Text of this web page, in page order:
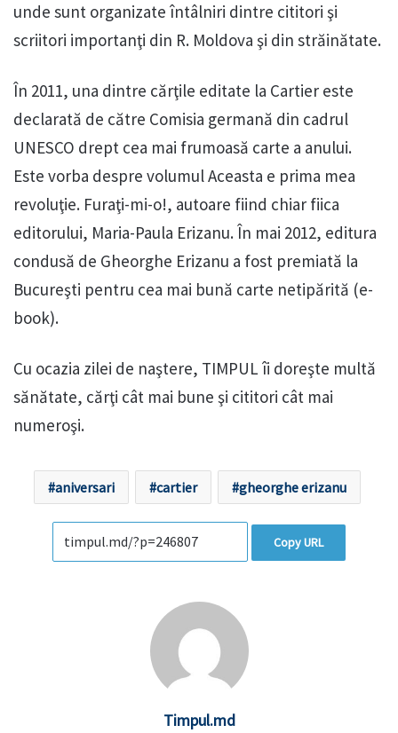
unde sunt organizate întâlniri dintre cititori şi
scriitori importanţi din R. Moldova şi din străinătate.
În 2011, una dintre cărţile editate la Cartier este
declarată de către Comisia germană din cadrul
UNESCO drept cea mai frumoasă carte a anului.
Este vorba despre volumul Aceasta e prima mea
revoluţie. Furaţi-mi-o!, autoare fiind chiar fiica
editorului, Maria-Paula Erizanu. În mai 2012, editura
condusă de Gheorghe Erizanu a fost premiată la
Bucureşti pentru cea mai bună carte netipărită (e-
book).
Cu ocazia zilei de naştere, TIMPUL îi doreşte multă
sănătate, cărţi cât mai bune şi cititori cât mai
numeroşi.
aniversari cartier gheorghe erizanu
Copy URL
Timpul.md